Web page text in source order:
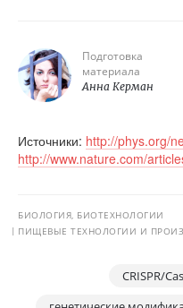
Подготовка
материала
Анна Керман
Источники: http://phys.org/
http://www.nature.com/
БИОЛОГИЯ, БИОТЕХНОЛОГИИ
ПИЩЕВЫЕ ТЕХНОЛОГИИ И
CRISPR/